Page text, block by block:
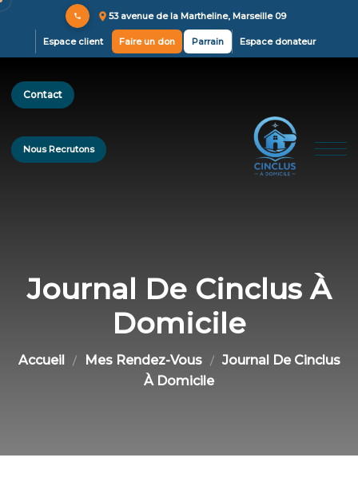
53 avenue de la Martheline, Marseille 09
Espace client Faire un don Parrain Espace donateur
Contact
Nous Recrutons
Journal De Cinclus À
Domicile
Accueil Mes Rendez-Vous
Journal De Cinclus
À Domicile